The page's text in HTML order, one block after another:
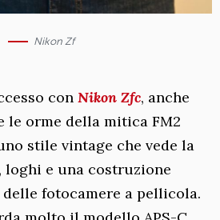
Nikon Zf
con Nikon Zfc, anche
le orme della mitica FM2
stile vintage che vede la
loghi e una costruzione
fotocamere a pellicola.